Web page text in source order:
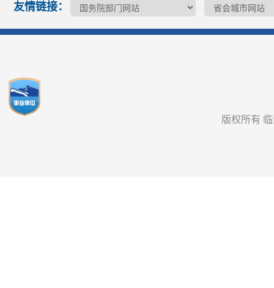
友情链接：
版权所有